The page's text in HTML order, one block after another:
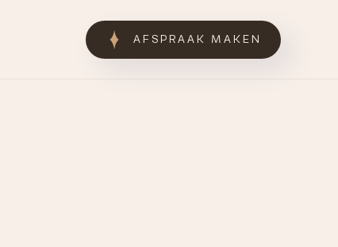
AFSPRAAK MAKEN